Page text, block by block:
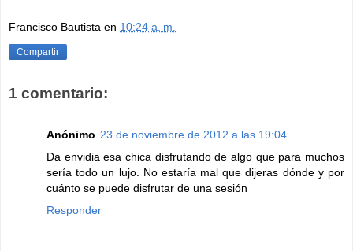
Francisco Bautista en 10:24 a. m.
Compartir
1 comentario:
Anónimo 23 de noviembre de 2012 a las 19:04
Da envidia esa chica disfrutando de algo que para muchos
sería todo un lujo. No estaría mal que dijeras dónde y por
cuánto se puede disfrutar de una sesión
Responder